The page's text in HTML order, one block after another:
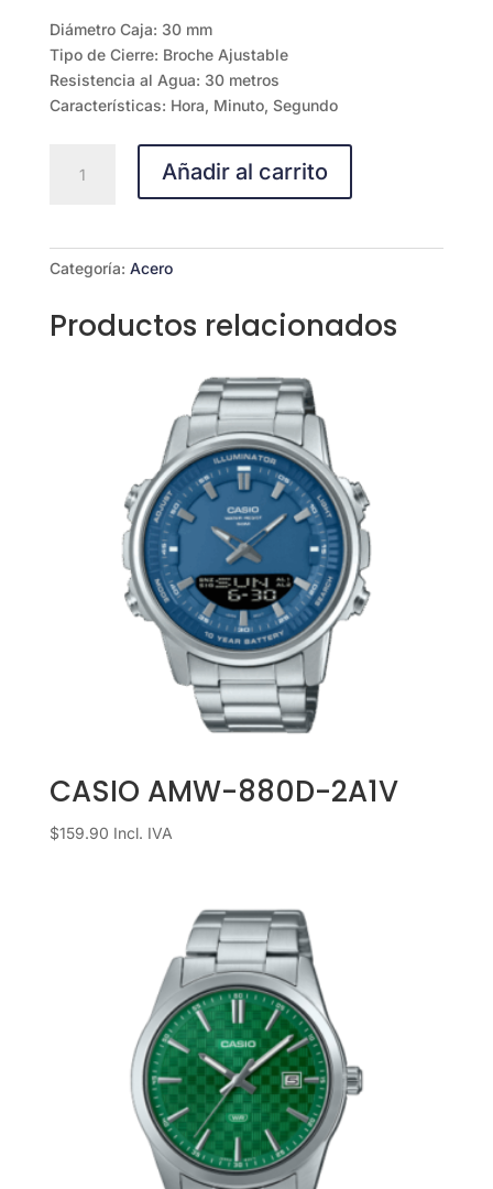
Diámetro Caja: 30 mm
Tipo de Cierre: Broche Ajustable
Resistencia al Agua: 30 metros
Características: Hora, Minuto, Segundo
VT02D-
Añadir al carrito
Categoría: Acero
Productos relacionados
CASIO AMW-880D-2A1V
$159.90 Incl. IVA